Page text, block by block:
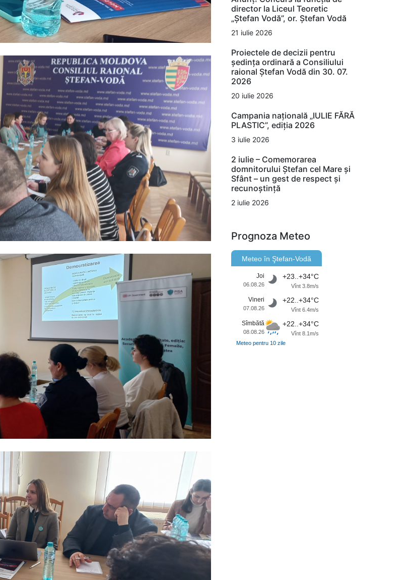
director la Liceul Teoretic
„Ștefan Vodă”, or. Ștefan Vodă
21 iulie 2026
Proiectele de decizii pentru
ședința ordinară a Consiliului
raional Ștefan Vodă din 30. 07.
2026
20 iulie 2026
Campania națională „IULIE FĂRĂ
PLASTIC”, ediția 2026
3 iulie 2026
2 iulie – Comemorarea
domnitorului Ștefan cel Mare și
Sfânt – un gest de respect și
recunoștință
2 iulie 2026
Prognoza Meteo
Meteo în Ştefan-Vodă
Joi
06.08.26
+23..+34°C
Vînt 3.8m/s
Vineri
07.08.26
+22..+34°C
Vînt 6.4m/s
Sîmbătă
08.08.26
+22..+34°C
Vînt 8.1m/s
Meteo pentru 10 zile